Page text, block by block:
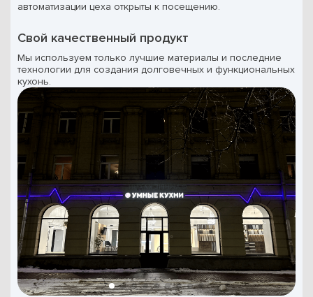
автоматизации цеха открыты к посещению.
Свой качественный продукт
Мы используем только лучшие материалы и последние
технологии для создания долговечных и функциональных
кухонь.